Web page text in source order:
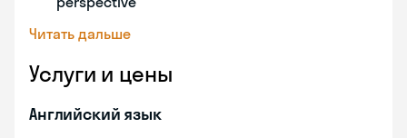
Читать дальше
Услуги и цены
Английский язык